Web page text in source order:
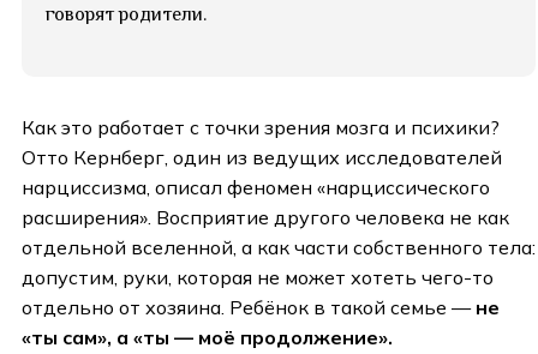
говорят родители.
Как это работает с точки зрения мозга и психики?
Отто Кернберг, один из ведущих исследователей
нарциссизма, описал феномен «нарциссического
расширения». Восприятие другого человека не как
отдельной вселенной, а как части собственного тела:
допустим, руки, которая не может хотеть чего-то
отдельно от хозяина. Ребёнок в такой семье — не
«ты сам», а «ты — моё продолжение».